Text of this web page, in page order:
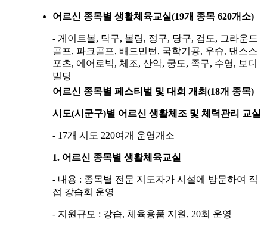
어르신 종목별 생활체육교실(19개 종목 620개소)
- 게이트볼, 탁구, 볼링, 정구, 당구, 검도, 그라운드
골프, 파크골프, 배드민턴, 국학기공, 우슈, 댄스스
포츠, 에어로빅, 체조, 산악, 궁도, 족구, 수영, 보디
빌딩
어르신 종목별 페스티벌 및 대회 개최(18개 종목)
시도(시군구)별 어르신 생활체조 및 체력관리 교실
- 17개 시도 220여개 운영개소
1. 어르신 종목별 생활체육교실
- 내용 : 종목별 전문 지도자가 시설에 방문하여 직
접 강습회 운영
- 지원규모 : 강습, 체육용품 지원, 20회 운영